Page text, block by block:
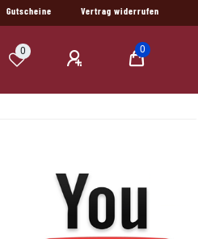
Gutscheine Vertrag widerrufen
0 0